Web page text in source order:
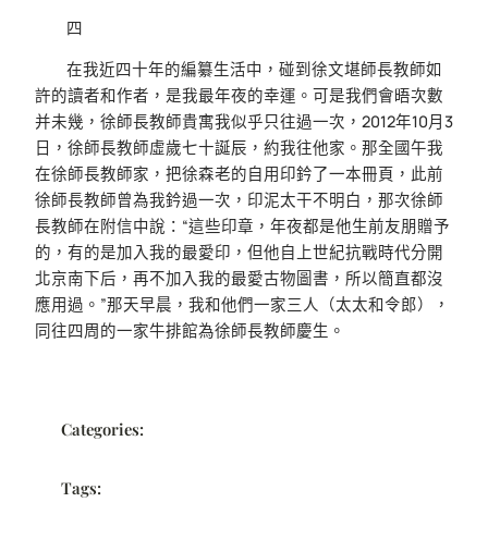
四
在我近四十年的編纂生活中，碰到徐文堪師長教師如
許的讀者和作者，是我最年夜的幸運。可是我們會晤次數
并未幾，徐師長教師貴寓我似乎只往過一次，2012年10月3
日，徐師長教師虛歲七十誕辰，約我往他家。那全國午我
在徐師長教師家，把徐森老的自用印鈐了一本冊頁，此前
徐師長教師曾為我鈐過一次，印泥太干不明白，那次徐師
長教師在附信中說：“這些印章，年夜都是他生前友朋贈予
的，有的是加入我的最愛印，但他自上世紀抗戰時代分開
北京南下后，再不加入我的最愛古物圖書，所以簡直都沒
應用過。”那天早晨，我和他們一家三人（太太和令郎），
同往四周的一家牛排館為徐師長教師慶生。
Categories:
Tags: